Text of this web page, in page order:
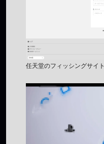
任天堂のフィッシングサイト